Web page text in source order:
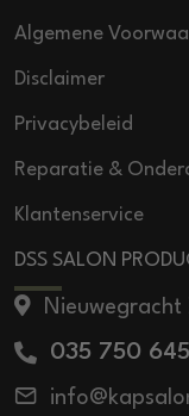
Algemene
Disclaimer
Privacybeleid
Reparatie &
Klantenservice
DSS SALON
Nieuwegracht
035 750